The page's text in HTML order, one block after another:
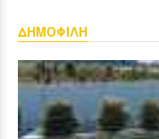
ΔΗΜΟΦΙΛΗ